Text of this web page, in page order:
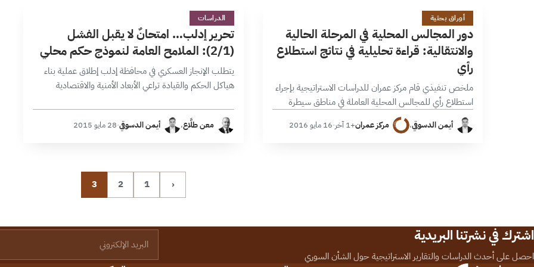
د
16 دقائق
أوراق بحثية
دور المجالس المحلية في المرحلة الحالية
والانتقالية: قراءة تحليلية في نتائج استطلاع
رأي
ملخص تنفيذي قام مركز عمران للدراسات الاستراتيجية بإجراء
استطلاع رأي للمجالس المحلية العاملة في مناطق سيطرة
الآتية: دمشق؛ ريف دمشق؛ حلب؛ إدلب؛…
أيمن الدسوقي، مركز عمران+1 آخر ·16 مايو 2016
ت1 دقائق
الدراسات
تحرير إدلب… امتحانٌ لا يقبل الفشل
(2/1): الملامح العامة لنموذج حكم محلي
يتطلب الإنجاز العسكري في محافظة إدلب إطلاق عملية بناء
هياكل الحكم والقيادة تراعي الأبعاد الأمنية والاقتصادية
وتوزيع المهام سيجعل من التحرير نموذجاً…
معن طلَّاع، أيمن الدسوقي·28 مايو 2015
‹
1
2
3
اشترك في نشرتنا البريدية
احصل على أحدث الدراسات والتقارير الاستراتيجية حول الشأن السوري